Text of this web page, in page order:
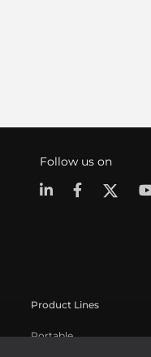
Follow us on
Product Lines
Portable